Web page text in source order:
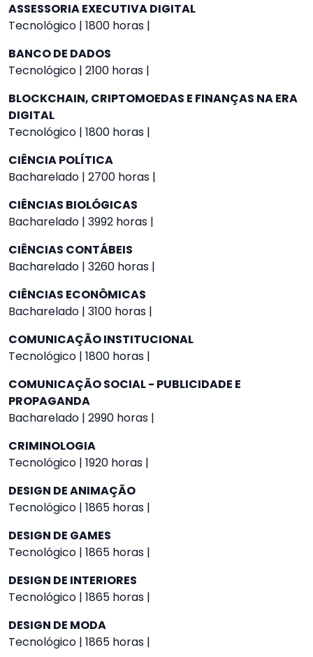
ASSESSORIA EXECUTIVA DIGITAL
Tecnológico | 1800 horas |
BANCO DE DADOS
Tecnológico | 2100 horas |
BLOCKCHAIN, CRIPTOMOEDAS E FINANÇAS NA ERA
DIGITAL
Tecnológico | 1800 horas |
CIÊNCIA POLÍTICA
Bacharelado | 2700 horas |
CIÊNCIAS BIOLÓGICAS
Bacharelado | 3992 horas |
CIÊNCIAS CONTÁBEIS
Bacharelado | 3260 horas |
CIÊNCIAS ECONÔMICAS
Bacharelado | 3100 horas |
COMUNICAÇÃO INSTITUCIONAL
Tecnológico | 1800 horas |
COMUNICAÇÃO SOCIAL - PUBLICIDADE E
PROPAGANDA
Bacharelado | 2990 horas |
CRIMINOLOGIA
Tecnológico | 1920 horas |
DESIGN DE ANIMAÇÃO
Tecnológico | 1865 horas |
DESIGN DE GAMES
Tecnológico | 1865 horas |
DESIGN DE INTERIORES
Tecnológico | 1865 horas |
DESIGN DE MODA
Tecnológico | 1865 horas |